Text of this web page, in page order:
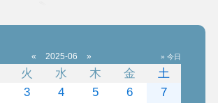
« 2025-06 » » 今日
火 水 木 金
土
3 4 5 6
7